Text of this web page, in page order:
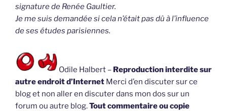
signature de Renée Gaultier.
Je me suis demandée si cela n’était pas dû à l’influence
de ses études parisiennes.
Odile Halbert – Reproduction interdite sur
autre endroit d’Internet Merci d’en discuter sur ce
blog et non aller en discuter dans mon dos sur un
forum ou autre blog.Tout commentaire ou copie